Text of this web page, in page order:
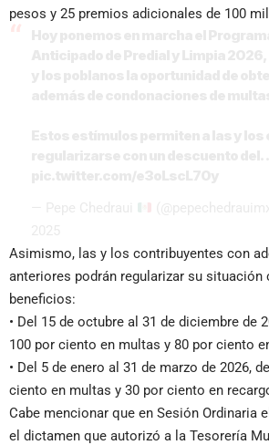
pesos y 25 premios adicionales de 100
Asimismo, las y los contribuyentes con
anteriores podrán regularizar su situación
beneficios:
• Del 15 de octubre al 31 de diciembre de
100 por ciento en multas y 80 por ciento
• Del 5 de enero al 31 de marzo de 2026,
ciento en multas y 30 por ciento en
Cabe mencionar que en Sesión Ordinaria
el dictamen que autorizó a la Tesorería